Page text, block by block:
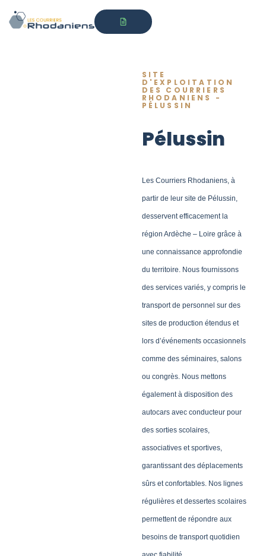
SITE
D'EXPLOITATION
DES COURRIERS
RHODANIENS -
PÉLUSSIN
Pélussin
Les Courriers Rhodaniens, à
partir de leur site de Pélussin,
desservent efficacement la
région Ardèche – Loire grâce à
une connaissance approfondie
du territoire. Nous fournissons
des services variés, y compris le
transport de personnel sur des
sites de production étendus et
lors d’événements occasionnels
comme des séminaires, salons
ou congrès. Nous mettons
également à disposition des
autocars avec conducteur pour
des sorties scolaires,
associatives et sportives,
garantissant des déplacements
sûrs et confortables. Nos lignes
régulières et dessertes scolaires
permettent de répondre aux
besoins de transport quotidien